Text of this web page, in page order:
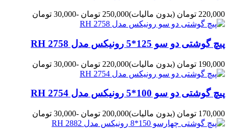
220,000 تومان (بدون مالیات)250,000 تومان -30,000 تومان
پیچ گوشتی دو سو 125*5 رونیکس مدل RH 2758
190,000 تومان (بدون مالیات)220,000 تومان -30,000 تومان
پیچ گوشتی دو سو 100*5 رونیکس مدل RH 2754
170,000 تومان (بدون مالیات)200,000 تومان -30,000 تومان